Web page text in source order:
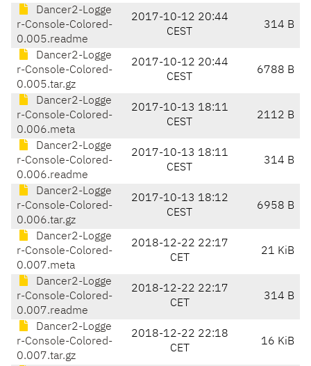
Dancer2-Logge
r-Console-Colored-
0.005.readme
2017-10-12 20:44
CEST
314 B
Dancer2-Logge
r-Console-Colored-
0.005.tar.gz
2017-10-12 20:44
CEST
6788 B
Dancer2-Logge
r-Console-Colored-
0.006.meta
2017-10-13 18:11
CEST
2112 B
Dancer2-Logge
r-Console-Colored-
0.006.readme
2017-10-13 18:11
CEST
314 B
Dancer2-Logge
r-Console-Colored-
0.006.tar.gz
2017-10-13 18:12
CEST
6958 B
Dancer2-Logge
r-Console-Colored-
0.007.meta
2018-12-22 22:17
CET
21 KiB
Dancer2-Logge
r-Console-Colored-
0.007.readme
2018-12-22 22:17
CET
314 B
Dancer2-Logge
r-Console-Colored-
0.007.tar.gz
2018-12-22 22:18
CET
16 KiB